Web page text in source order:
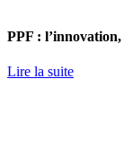
PPF :
Lire la suite